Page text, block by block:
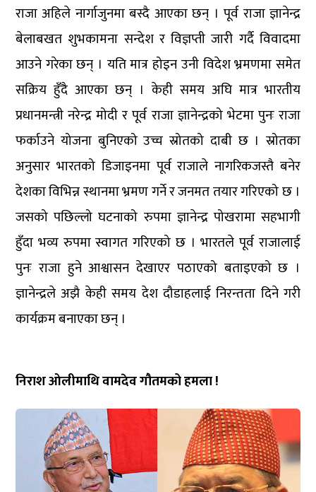
राजा अहिले नार्गाजुनमा बस्दै आएका छन् । पूर्व राजा ज्ञानेन्द्र
बेलाबखत शुभकामना सन्देश र विज्ञप्ती जारी गर्दै विवादमा
आउने गरेका छन् । यति मात्र होइन उनी विदेश भ्रमणमा समेत
सक्रिय हुँदै आएका छन् । केही समय अघि मात्र भारतीय
प्रधानमन्त्री नरेन्द्र मोदी र पूर्व राजा ज्ञानेन्द्रको भेटमा पुनः राजा
फर्काउने योजना बुनिएको उच्च स्रोतको दाबी छ । स्रोतका
अनुसार भारतको डिजाइनमा पूर्व राजाले नागरिकजस्तै बनेर
देशका विभिन्न स्थानमा भ्रमण गर्ने र जनमत तयार गरिएको छ ।
जसको पछिल्लो घटनाको रुपमा ज्ञानेन्द्र पोखरामा सहभागी
हुँदा भव्य रुपमा स्वागत गरिएको छ । भारतले पूर्व राजालाई
पुनः राजा हुने आश्वासन देखाएर पठाएको बताइएको छ ।
ज्ञानेन्द्रले अझै केही समय देश दौडाहलाई निरन्तता दिने गरी
कार्यक्रम बनाएका छन् ।
निराश ओलीमाथि वामदेव गौतमको हमला !